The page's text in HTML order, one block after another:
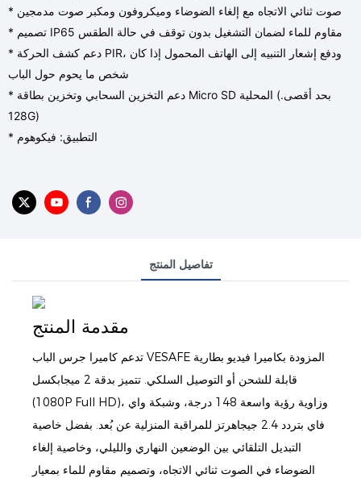
* صوت ثنائي الاتجاه مع إلغاء الضوضاء وميكروفون ومكبر صوت مدمجين
* تصميم IP65 مقاوم للماء لضمان التشغيل بدون توقف في حالة الطقس
* دعم كشف الحركة PIR، ودفع إشعار التنبيه إلى الهاتف المحمول إذا كان
شخص ما يحوم حول الباب
* دعم التخزين السحابي وتخزين بطاقة Micro SD المحلية (بحد أقصى.
128G)
* التطبيق: فيكوهوم
تفاصيل المنتج
مقدمة المنتج
تدعم كاميرا جرس الباب VESAFE المزودة بكاميرا فيديو بطارية
قابلة للشحن أو التوصيل السلكي. تتميز بدقة 2 ميجابكسل
(1080P Full HD)، وزاوية رؤية واسعة 148 درجة، وشبكة واي
فاي بتردد 2.4 جيجاهرتز للمراقبة المنزلية عن بُعد. بفضل خاصية
التبديل التلقائي بين الوضعين النهاري والليلي، وخاصية إلغاء
الضوضاء في الصوت ثنائي الاتجاه، وتصميم مقاوم للماء بمعيار